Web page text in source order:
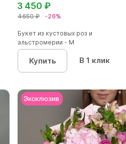
4650 ₽ -26%
3 450 ₽
Букет из кустовых роз и
альстромерии - М
Купить В 1 клик